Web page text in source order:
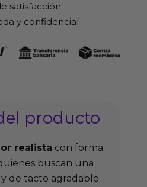
satisfacción
y confidencial
producto
realista con forma
buscan una
de tacto agradable.